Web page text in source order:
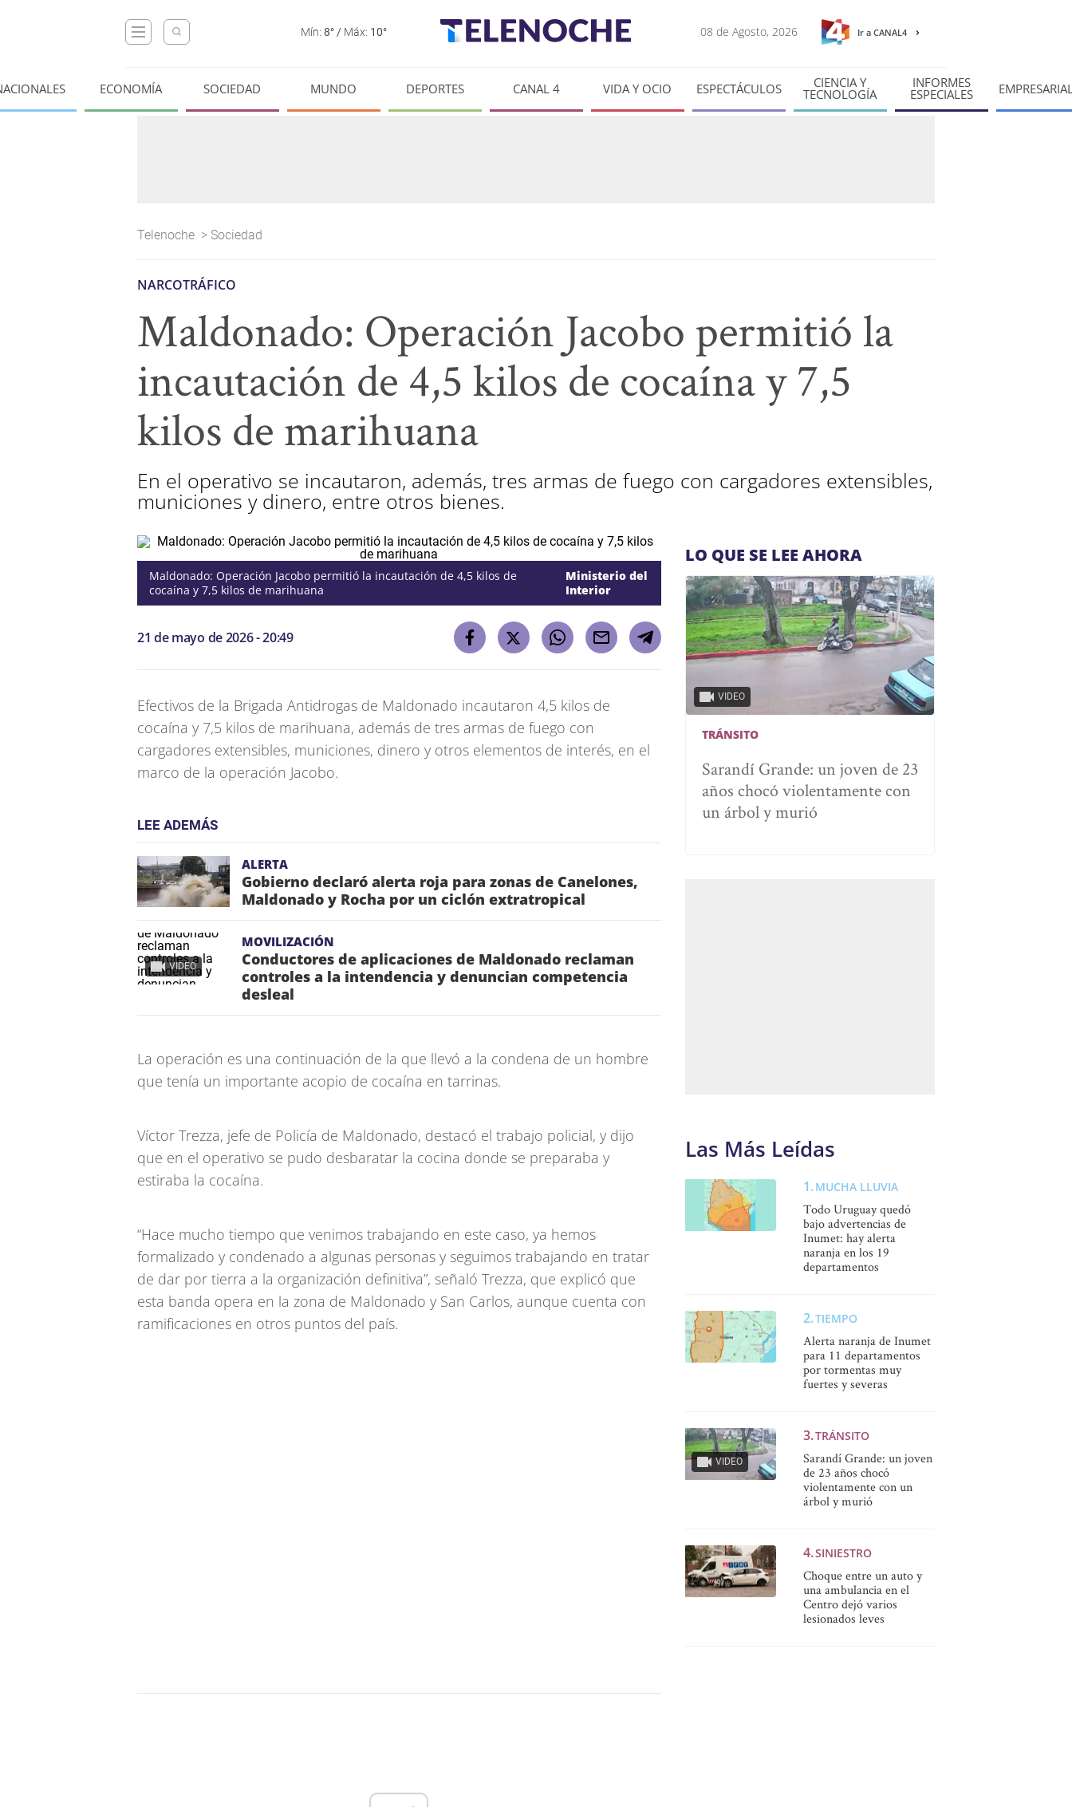
Mín: 8° / Máx: 10° 08 de Agosto, 2026 Ir a CANAL4
ECONOMÍA SOCIEDAD MUNDO DEPORTES CANAL 4 VIDA Y OCIO ESPECTÁCULOS CIENCIA Y
TECNOLOGÍA
INFORMES
ESPECIALES
Telenoche > Sociedad
NARCOTRÁFICO
Maldonado: Operación Jacobo permitió la
incautación de 4,5 kilos de cocaína y 7,5
kilos de marihuana
En el operativo se incautaron, además, tres armas de fuego con cargadores extensibles,
municiones y dinero, entre otros bienes.
Maldonado: Operación Jacobo permitió la incautación de 4,5 kilos de
cocaína y 7,5 kilos de marihuana
Ministerio del
Interior
21 de mayo de 2026 - 20:49
Efectivos de la Brigada Antidrogas de Maldonado incautaron 4,5 kilos de
cocaína y 7,5 kilos de marihuana, además de tres armas de fuego con
cargadores extensibles, municiones, dinero y otros elementos de interés, en el
marco de la operación Jacobo.
LEE ADEMÁS
ALERTA
Gobierno declaró alerta roja para zonas de Canelones,
Maldonado y Rocha por un ciclón extratropical
VIDEO
MOVILIZACIÓN
Conductores de aplicaciones de Maldonado reclaman
controles a la intendencia y denuncian competencia
desleal
La operación es una continuación de la que llevó a la condena de un hombre
que tenía un importante acopio de cocaína en tarrinas.
Víctor Trezza, jefe de Policía de Maldonado, destacó el trabajo policial, y dijo
que en el operativo se pudo desbaratar la cocina donde se preparaba y
estiraba la cocaína.
“Hace mucho tiempo que venimos trabajando en este caso, ya hemos
formalizado y condenado a algunas personas y seguimos trabajando en tratar
de dar por tierra a la organización definitiva”, señaló Trezza, que explicó que
esta banda opera en la zona de Maldonado y San Carlos, aunque cuenta con
ramificaciones en otros puntos del país.
LO QUE SE LEE AHORA
VIDEO
TRÁNSITO
Sarandí Grande: un joven de 23
años chocó violentamente con
un árbol y murió
Las Más Leídas
MUCHA LLUVIA
Todo Uruguay quedó
bajo advertencias de
Inumet: hay alerta
naranja en los 19
departamentos
TIEMPO
Alerta naranja de Inumet
para 11 departamentos
por tormentas muy
fuertes y severas
VIDEO
TRÁNSITO
Sarandí Grande: un joven
de 23 años chocó
violentamente con un
árbol y murió
SINIESTRO
Choque entre un auto y
una ambulancia en el
Centro dejó varios
lesionados leves